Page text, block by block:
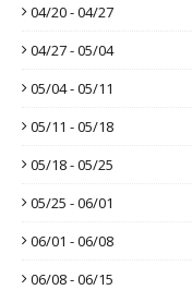
04/20 - 04/27
04/27 - 05/04
05/04 - 05/11
05/11 - 05/18
05/18 - 05/25
05/25 - 06/01
06/01 - 06/08
06/08 - 06/15